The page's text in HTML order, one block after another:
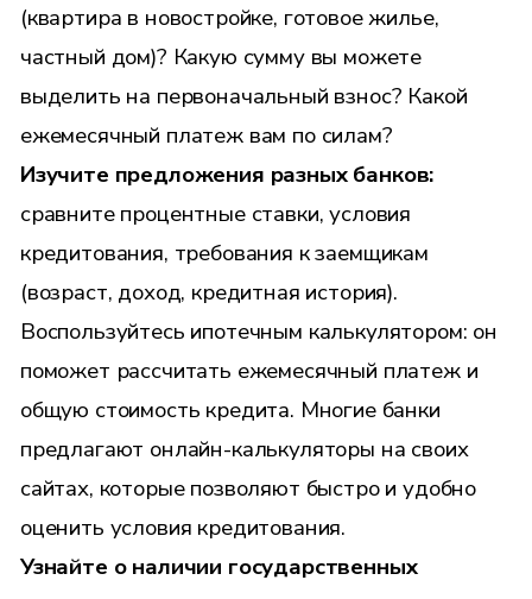
(квартира в новостройке, готовое жилье,
частный дом)? Какую сумму вы можете
выделить на первоначальный взнос? Какой
ежемесячный платеж вам по силам?
Изучите предложения разных банков:
сравните процентные ставки, условия
кредитования, требования к заемщикам
(возраст, доход, кредитная история).
Воспользуйтесь ипотечным калькулятором: он
поможет рассчитать ежемесячный платеж и
общую стоимость кредита. Многие банки
предлагают онлайн-калькуляторы на своих
сайтах, которые позволяют быстро и удобно
оценить условия кредитования.
Узнайте о наличии государственных